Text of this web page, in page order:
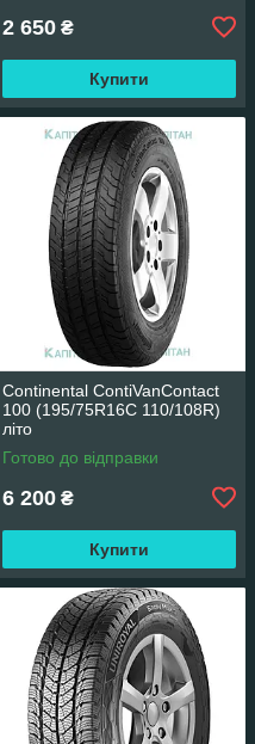
2 650 ₴
Купити
Continental ContiVanContact
100 (195/75R16C 110/108R)
літо
Готово до відправки
6 200 ₴
Купити